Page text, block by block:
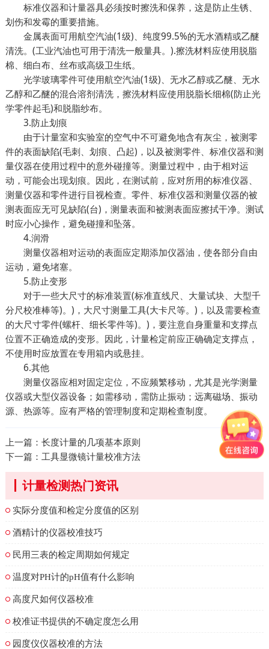
标准仪器和计量器具必须按时擦洗和保养，这是防止生锈、
划伤和发霉的重要措施。
金属表面可用航空汽油(1级)、纯度99.5%的无水酒精或乙醚
清洗。(工业汽油也可用于清洗一般量具。).擦洗材料应使用脱脂
棉、细白布、丝布或高级卫生纸。
光学玻璃零件可使用航空汽油(1级)、无水乙醇或乙醚、无水
乙醇和乙醚的混合溶剂清洗，擦洗材料应使用脱脂长细棉(防止光
学零件起毛)和脱脂纱布。
3.防止划痕
由于计量室和实验室的空气中不可避免地含有灰尘，被测零
件的表面缺陷(毛刺、划痕、凸起)，以及被测零件、标准仪器和测
量仪器在使用过程中的意外碰撞等。测量过程中，由于相对运
动，可能会出现划痕。因此，在测试前，应对所用的标准仪器、
测量仪器和零件进行目视检查。零件、标准仪器和测量仪器的被
测表面应无可见缺陷(台)，测量表面和被测表面应擦拭干净。测试
时应小心操作，避免碰撞和坠落。
4.润滑
测量仪器相对运动的表面应定期添加仪器油，使各部分自由
运动，避免堵塞。
5.防止变形
对于一些大尺寸的标准装置(标准直线尺、大量试块、大型千
分尺校准棒等)。)，大尺寸测量工具(大卡尺等。)，以及需要检查
的大尺寸零件(螺杆、细长零件等)。)，要注意自身重量和支撑点
位置不正确造成的变形。因此，计量检定前应正确确定支撑点，
不使用时应放置在专用箱内或悬挂。
6.其他
测量仪器应相对固定定位，不应频繁移动，尤其是光学测量
仪器或大型仪器设备；如需移动，需防止振动；远离磁场、振动
源、热源等。应有严格的管理制度和定期检查制度。
上一篇： 长度计量的几项基本原则
下一篇： 工具显微镜计量校准方法
计量检测热门资讯
实际分度值和检定分度值的区别
酒精计的仪器校准技巧
民用三表的检定周期如何规定
温度对PH计的pH值有什么影响
高度尺如何仪器校准
校准证书提供的不确定度怎么用
园度仪仪器校准的方法